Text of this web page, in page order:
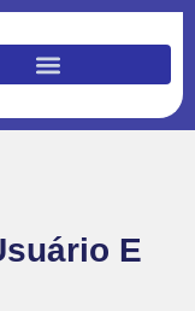
E